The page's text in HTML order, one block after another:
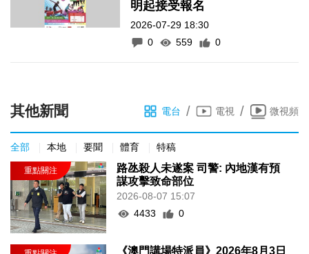
明起接受報名
2026-07-29 18:30
0
559 0
其他新聞 電台 / 電視 / 微視頻
全部 本地 要聞 體育 特稿
路氹殺人未遂案 司警: 內地漢有預
謀攻擊致命部位
2026-08-07 15:07
4433
0
《澳門講場特派員》2026年8月3日